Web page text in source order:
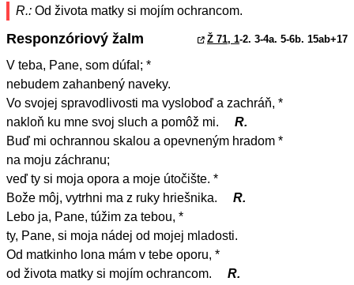
R.: Od života matky si mojím ochrancom.
Responzóriový žalm Ž 71, 1-2. 3-4a. 5-6b. 15ab+17
V teba, Pane, som dúfal; *
nebudem zahanbený naveky.
Vo svojej spravodlivosti ma vysloboď a zachráň, *
nakloň ku mne svoj sluch a pomôž mi.
R.
Buď mi ochrannou skalou a opevneným hradom *
na moju záchranu;
veď ty si moja opora a moje útočište. *
Bože môj, vytrhni ma z ruky hriešnika.
R.
Lebo ja, Pane, túžim za tebou, *
ty, Pane, si moja nádej od mojej mladosti.
Od matkinho lona mám v tebe oporu, *
od života matky si mojím ochrancom.
R.